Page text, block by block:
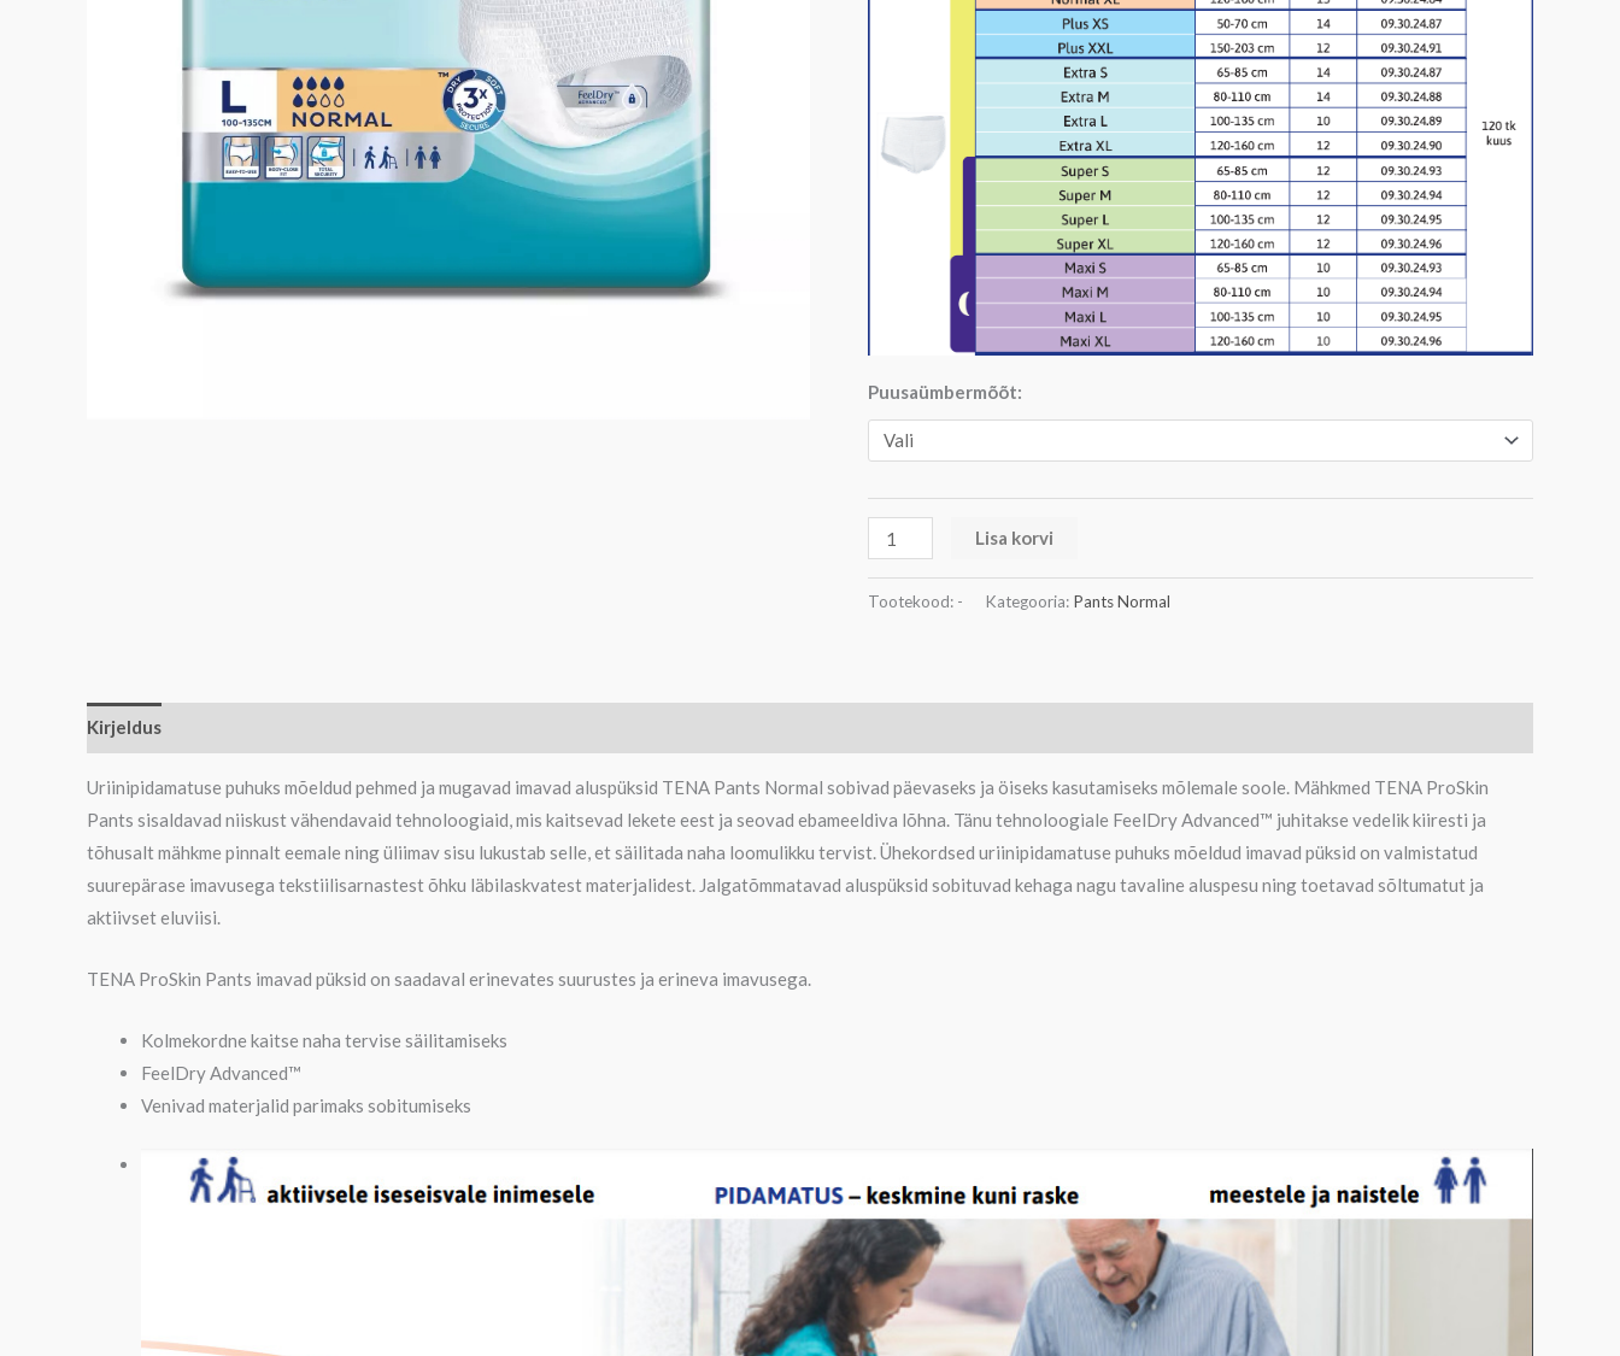
Puusaümbermõõt:
Lisa korvi
Tootekood: - Kategooria: Pants Normal
Kirjeldus
Uriinipidamatuse puhuks mõeldud pehmed ja mugavad imavad aluspüksid TENA Pants Normal sobivad päevaseks ja öiseks kasutamiseks mõlemale soole. Mähkmed TENA ProSkin
Pants sisaldavad niiskust vähendavaid tehnoloogiaid, mis kaitsevad lekete eest ja seovad ebameeldiva lõhna. Tänu tehnoloogiale FeelDry Advanced™ juhitakse vedelik kiiresti ja
tõhusalt mähkme pinnalt eemale ning üliimav sisu lukustab selle, et säilitada naha loomulikku tervist. Ühekordsed uriinipidamatuse puhuks mõeldud imavad püksid on valmistatud
suurepärase imavusega tekstiilisarnastest õhku läbilaskvatest materjalidest. Jalgatõmmatavad aluspüksid sobituvad kehaga nagu tavaline aluspesu ning toetavad sõltumatut ja
aktiivset eluviisi.
TENA ProSkin Pants imavad püksid on saadaval erinevates suurustes ja erineva imavusega.
Kolmekordne kaitse naha tervise säilitamiseks
FeelDry Advanced™
Venivad materjalid parimaks sobitumiseks